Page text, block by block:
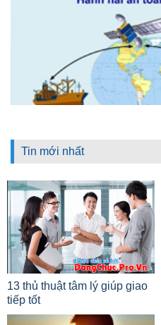
Tin mới nhất
13 thủ thuật tâm lý giúp giao
tiếp tốt